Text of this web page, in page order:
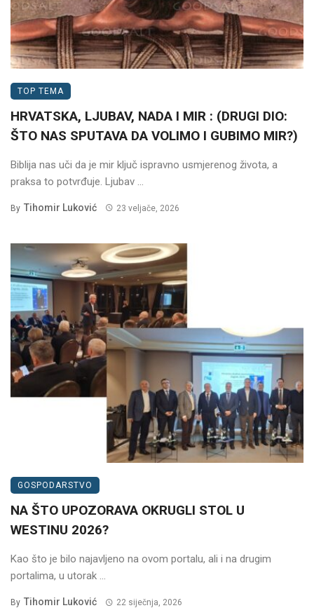
TOP TEMA
HRVATSKA, LJUBAV, NADA I MIR : (DRUGI DIO:
ŠTO NAS SPUTAVA DA VOLIMO I GUBIMO MIR?)
Biblija nas uči da je mir ključ ispravno usmjerenog života, a
praksa to potvrđuje. Ljubav ...
By Tihomir Luković 23 veljače, 2026
GOSPODARSTVO
NA ŠTO UPOZORAVA OKRUGLI STOL U
WESTINU 2026?
Kao što je bilo najavljeno na ovom portalu, ali i na drugim
portalima, u utorak ...
By Tihomir Luković 22 siječnja, 2026